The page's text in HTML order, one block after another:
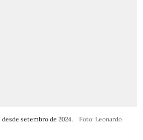
setembro de 2024.
Foto: Leonardo